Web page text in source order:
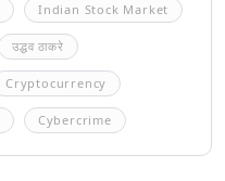
Indian Stock Market
उद्धव ठाकरे
Cryptocurrency
Cybercrime